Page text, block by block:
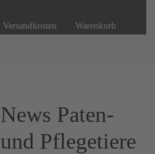
Versandkosten Warenkorb
News Paten-
und Pflegetiere